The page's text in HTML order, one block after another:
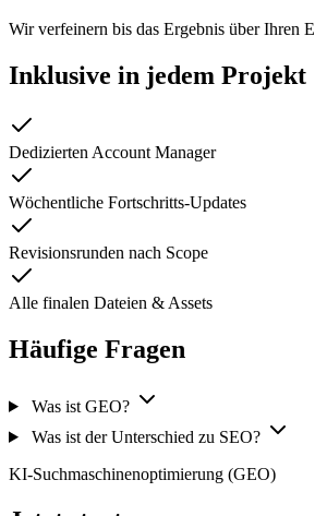
Wir verfeinern bis das Ergebnis über Ihren
Inklusive in jedem Projekt
Dedizierten Account Manager
Wöchentliche Fortschritts-Updates
Revisionsrunden nach Scope
Alle finalen Dateien & Assets
Häufige Fragen
Was ist GEO?
Was ist der Unterschied zu SEO?
KI-Suchmaschinenoptimierung (GEO)